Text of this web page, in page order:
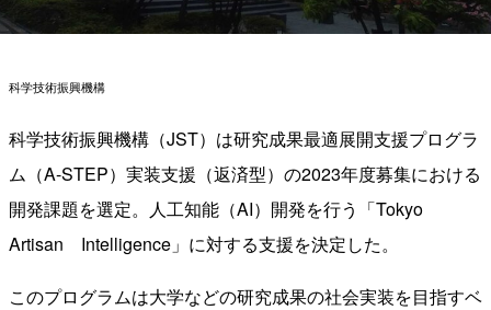
科学技術振興機構
科学技術振興機構（JST）は研究成果最適展開支援プログラ
ム（A-STEP）実装支援（返済型）の2023年度募集における
開発課題を選定。人工知能（AI）開発を行う「Tokyo
Artisan Intelligence」に対する支援を決定した。
このプログラムは大学などの研究成果の社会実装を目指すベ